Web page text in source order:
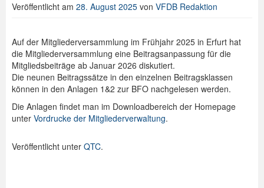
Veröffentlicht am 28. August 2025 von VFDB Redaktion
Auf der Mitgliederversammlung im Frühjahr 2025 in Erfurt hat
die Mitgliederversammlung eine Beitragsanpassung für die
Mitgliedsbeiträge ab Januar 2026 diskutiert.
Die neunen Beitragssätze in den einzelnen Beitragsklassen
können in den Anlagen 1&2 zur BFO nachgelesen werden.
Die Anlagen findet man im Downloadbereich der Homepage
unter Vordrucke der Mitgliederverwaltung.
Veröffentlicht unter QTC.